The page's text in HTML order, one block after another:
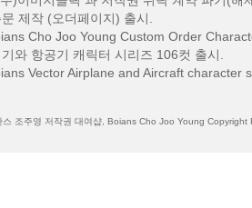
제작 (오더페이지) 출시.
Cho Joo Young Custom Order
와 항공기 캐릭터 시리즈 106컷 출시.
Vector Airplane and Aircraft character
조주영 저작권 대여샵, Boians Cho Joo Young Copyright